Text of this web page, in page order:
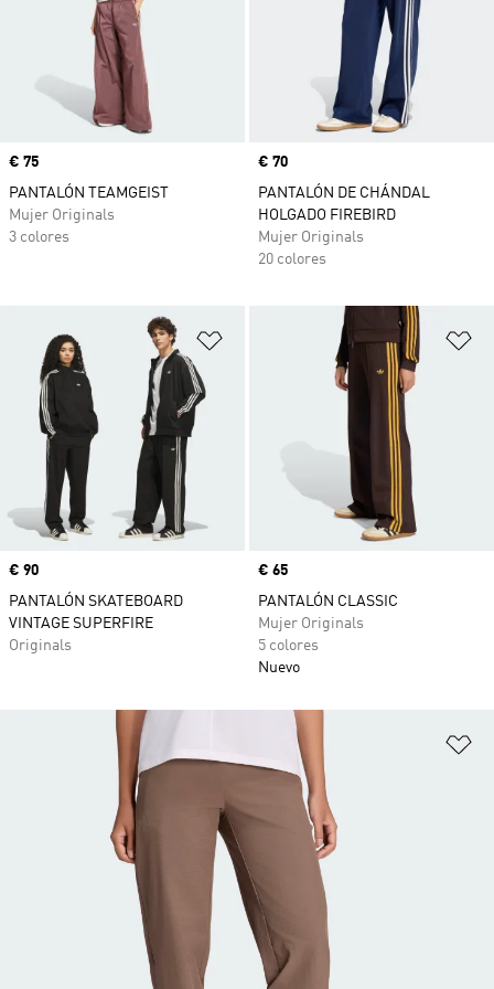
Precio
€ 75
PANTALÓN TEAMGEIST
Mujer Originals
3 colores
Precio
€ 70
PANTALÓN DE CHÁNDAL
HOLGADO FIREBIRD
Mujer Originals
20 colores
Añadir a la lista de deseos
Precio
€ 90
PANTALÓN SKATEBOARD
VINTAGE SUPERFIRE
Originals
Precio
€ 65
PANTALÓN CLASSIC
Mujer Originals
5 colores
Nuevo